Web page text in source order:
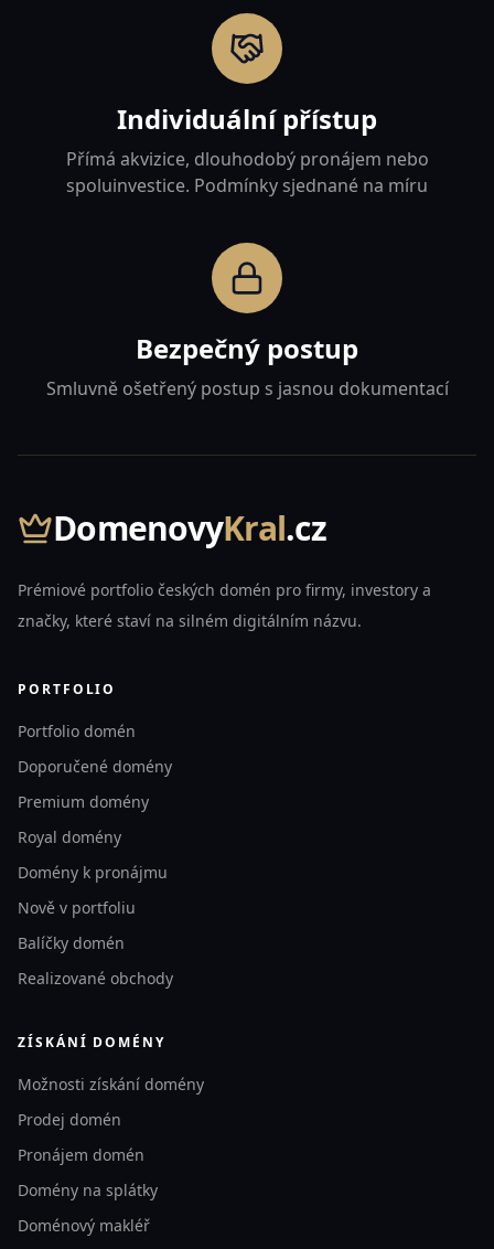
Individuální přístup
Přímá akvizice, dlouhodobý pronájem nebo
spoluinvestice. Podmínky sjednané na míru
Bezpečný postup
Smluvně ošetřený postup s jasnou dokumentací
DomenovyKral.cz
Prémiové portfolio českých domén pro firmy, investory a
značky, které staví na silném digitálním názvu.
PORTFOLIO
Portfolio domén
Doporučené domény
Premium domény
Royal domény
Domény k pronájmu
Nově v portfoliu
Balíčky domén
Realizované obchody
ZÍSKÁNÍ DOMÉNY
Možnosti získání domény
Prodej domén
Pronájem domén
Domény na splátky
Doménový makléř